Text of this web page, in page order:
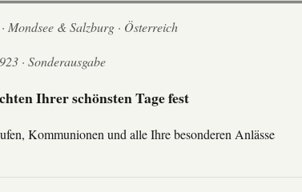
Mondsee & Salzburg · Österreich
· Sonderausgabe
Ihrer schönsten Tage fest
Kommunionen und alle Ihre besonderen Anlässe